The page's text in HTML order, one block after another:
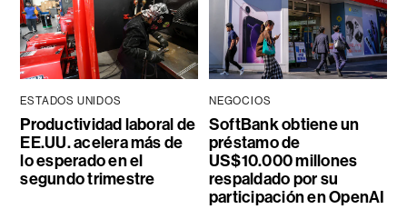
ESTADOS UNIDOS
Productividad laboral de
EE.UU. acelera más de
lo esperado en el
segundo trimestre
NEGOCIOS
SoftBank obtiene un
préstamo de
US$10.000 millones
respaldado por su
participación en OpenAI